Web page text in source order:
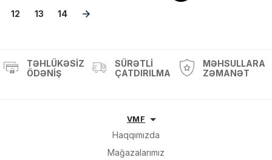
12 13 14
TƏHLÜKƏSIZ
ÖDƏNIŞ
SÜRƏTLI
ÇATDIRILMA
MƏHSULLARA
ZƏMANƏT
VMF
Haqqımızda
Mağazalarımız